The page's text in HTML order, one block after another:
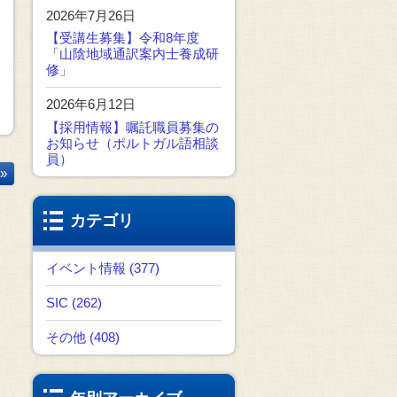
2026年7月26日
【受講生募集】令和8年度
「山陰地域通訳案内士養成研
修」
2026年6月12日
【採用情報】嘱託職員募集の
お知らせ（ポルトガル語相談
員）
カテゴリ
イベント情報 (377)
SIC (262)
その他 (408)